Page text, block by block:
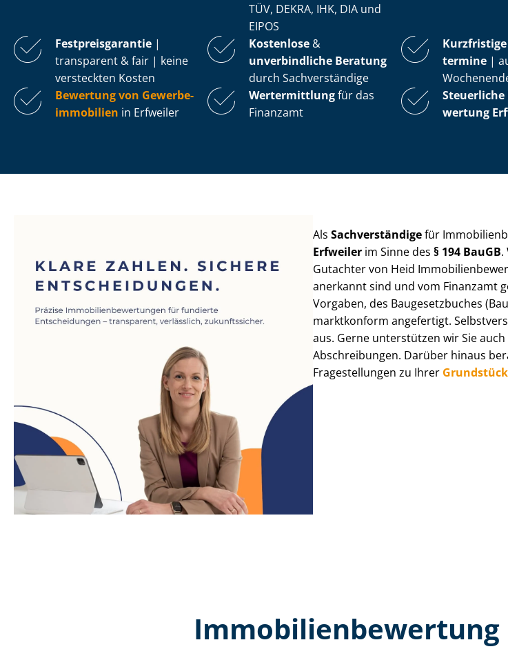
TÜV, DEKRA, IHK, DIA und
EIPOS
Fest­preis­ga­ran­tie |
transparent & fair | keine
versteckten Kosten
Kostenlose &
unverbindliche Beratung
durch Sachverständige
ter­mi­ne |
Bewertung von Ge­wer­be­
im­mo­bi­li­en in Erfweiler
Wertermittlungfür das
Finanzamt
wer­tung
AlsSachverständigefür
Erfweiler im Sinne des§ 194 BauGB.
Gutachter von Heid
anerkannt sind und vom Finanzamt
Vorgaben, des Baugesetzbuches
marktkonform angefertigt.
aus. Gerne unterstützen wir Sie auch
Abschreibungen. Darüber hinaus
Fragestellungen zu Ihrer
Immobilien­bewertung